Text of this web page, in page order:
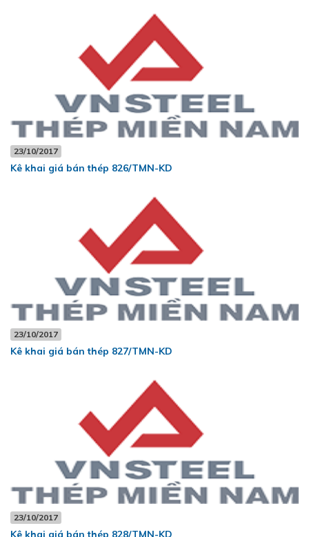
23/10/2017
Kê khai giá bán thép 826/TMN-KD
23/10/2017
Kê khai giá bán thép 827/TMN-KD
23/10/2017
Kê khai giá bán thép 828/TMN-KD